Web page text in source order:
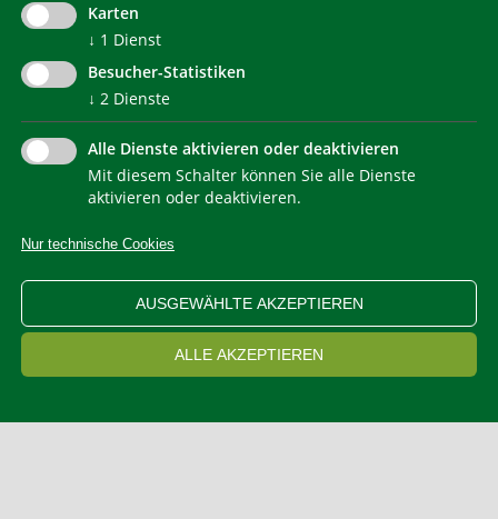
NEWSLETTER
IMPRESSUM PRIVACY
WEB STATISTIKEN
ERKLÄRUNG BARRIEREFREIHEIT
COOKIEEINSTELLUNGEN
Karten
↓ 1 Dienst
Besucher-Statistiken
↓ 2 Dienste
Alle Dienste aktivieren oder deaktivieren
Mit diesem Schalter können Sie alle Dienste
aktivieren oder deaktivieren.
Nur technische Cookies
AUSGEWÄHLTE AKZEPTIEREN
ALLE AKZEPTIEREN